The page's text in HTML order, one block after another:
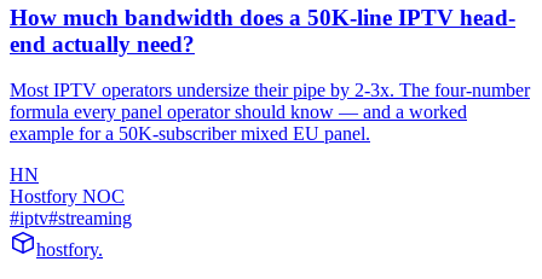
How much bandwidth does a 50K-line IPTV head-
end actually need?
Most IPTV operators undersize their pipe by 2-3x. The four-number
formula every panel operator should know — and a worked
example for a 50K-subscriber mixed EU panel.
HN
Hostfory NOC
#iptv#streaming
hostfory.